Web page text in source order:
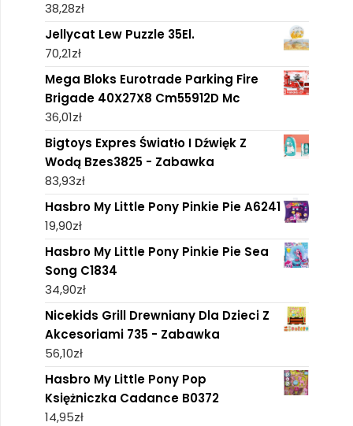
38,28zł
Jellycat Lew Puzzle 35El.
70,21zł
Mega Bloks Eurotrade Parking Fire
Brigade 40X27X8 Cm55912D Mc
36,01zł
Bigtoys Expres Światło I Dźwięk Z
Wodą Bzes3825 - Zabawka
83,93zł
Hasbro My Little Pony Pinkie Pie A6241
19,90zł
Hasbro My Little Pony Pinkie Pie Sea
Song C1834
34,90zł
Nicekids Grill Drewniany Dla Dzieci Z
Akcesoriami 735 - Zabawka
56,10zł
Hasbro My Little Pony Pop
Księżniczka Cadance B0372
14,95zł